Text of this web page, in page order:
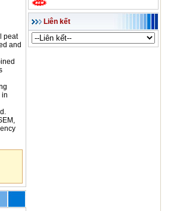
peat
and
in
Liên kết